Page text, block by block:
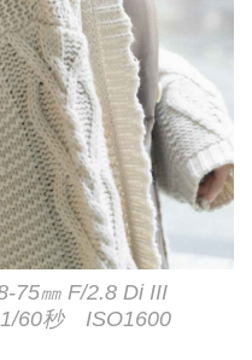
㎜ F/2.8 Di III
60秒 ISO1600